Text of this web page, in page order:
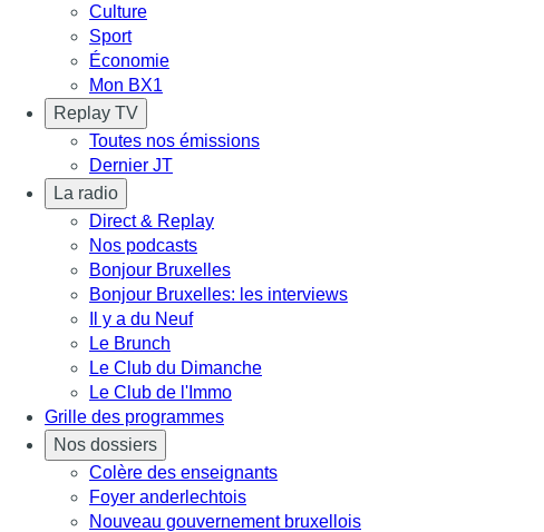
Culture
Sport
Économie
Mon BX1
Replay TV
Toutes nos émissions
Dernier JT
La radio
Direct & Replay
Nos podcasts
Bonjour Bruxelles
Bonjour Bruxelles: les interviews
Il y a du Neuf
Le Brunch
Le Club du Dimanche
Le Club de l'Immo
Grille des programmes
Nos dossiers
Colère des enseignants
Foyer anderlechtois
Nouveau gouvernement bruxellois